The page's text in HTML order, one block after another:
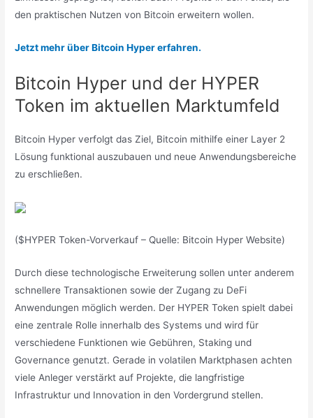
den praktischen Nutzen von Bitcoin erweitern wollen.
Jetzt mehr über Bitcoin Hyper erfahren.
Bitcoin Hyper und der HYPER
Token im aktuellen Marktumfeld
Bitcoin Hyper verfolgt das Ziel, Bitcoin mithilfe einer Layer 2
Lösung funktional auszubauen und neue Anwendungsbereiche
zu erschließen.
($HYPER Token-Vorverkauf – Quelle: Bitcoin Hyper Website)
Durch diese technologische Erweiterung sollen unter anderem
schnellere Transaktionen sowie der Zugang zu DeFi
Anwendungen möglich werden. Der HYPER Token spielt dabei
eine zentrale Rolle innerhalb des Systems und wird für
verschiedene Funktionen wie Gebühren, Staking und
Governance genutzt. Gerade in volatilen Marktphasen achten
viele Anleger verstärkt auf Projekte, die langfristige
Infrastruktur und Innovation in den Vordergrund stellen.